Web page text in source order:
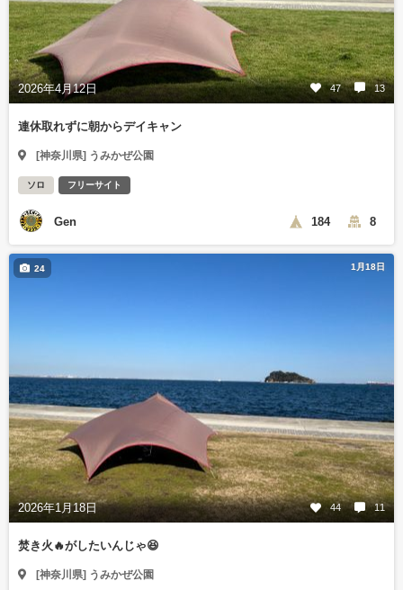
2026年4月12日 47 13
連休取れずに朝からデイキャン
[神奈川県] うみかぜ公園
ソロ フリーサイト
Gen 184 8
1月18日
2026年1月18日 44 11
24
焚き火🔥がしたいんじゃ😆
[神奈川県] うみかぜ公園